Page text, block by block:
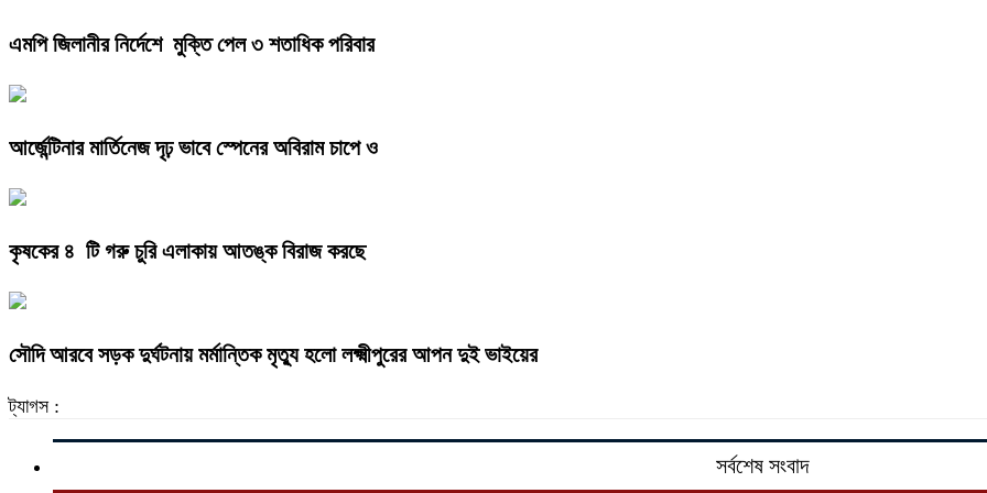
এমপি জিলানীর নির্দেশে মুক্তি পেল ৩ শতাধিক পরিবার
আর্জেন্টিনার মার্তিনেজ দৃঢ় ভাবে স্পেনের অবিরাম চাপে ও
কৃষকের ৪ টি গরু চুরি এলাকায় আতঙ্ক বিরাজ করছে
সৌদি আরবে সড়ক দুর্ঘটনায় মর্মান্তিক মৃত্যু হলো লক্ষ্মীপুরের আপন দুই ভাইয়ের
ট্যাগস :
সর্বশেষ সংবাদ